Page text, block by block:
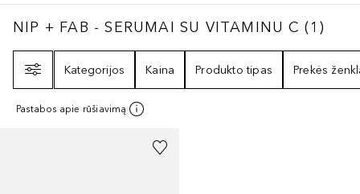
NIP + FAB - SERUMAI SU VITAMINU C 1
NIP + FAB - SERUMAI SU VITAMINU C (1 )
Kategorijos
Kaina Produkto tipas Prekės
Pastabos apie rūšiavimą